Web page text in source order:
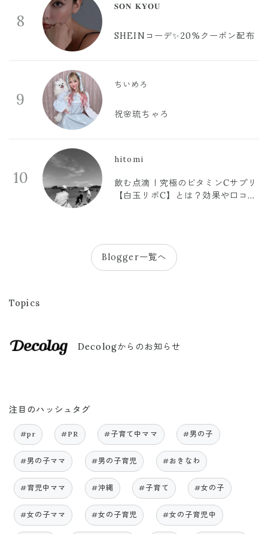
8
𝐒𝐎𝐍 𝐊𝐘𝐎𝐔
SHEINコーデ✨20%クーポン配布
9
ちいめろ
祝🌸琉ちゃろ
10
hitomi
飲む点滴！究極のビタミンCサプリ
【白玉リポC】とは？効果や口コミ
Blogger一覧へ
Topics
Decologからのお知らせ
注目のハッシュタグ
#pr #PR #子育て中ママ #男の子
#男の子ママ #男の子育児 #おきなわ
#育児中ママ #沖縄 #子育て #女の子
#女の子ママ #女の子育児 #女の子育児中